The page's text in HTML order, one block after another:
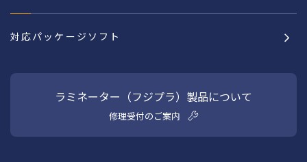
対応パッケージソフト
ラミネーター（フジプラ）製品について
修理受付のご案内